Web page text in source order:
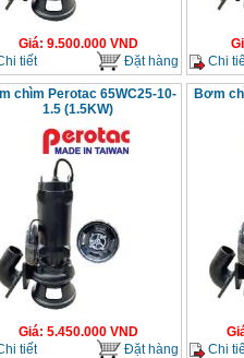
Giá: 9.500.000VND
tiết
Đặt hàng
Chi
chìm Perotac 65WC25-10-
1.5 (1.5KW)
Giá: 5.450.000VND
tiết
Đặt hàng
Bơm
Chi